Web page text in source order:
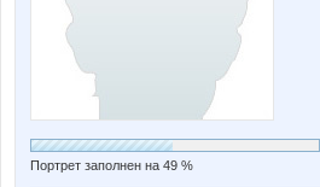
Портрет заполнен на 49 %